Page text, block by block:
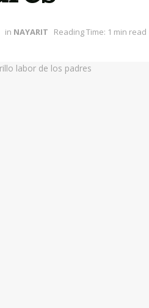
in NAYARIT Reading Time: 1 min read